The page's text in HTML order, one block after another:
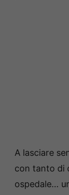
A lasciare
con tanto di
ospedale…